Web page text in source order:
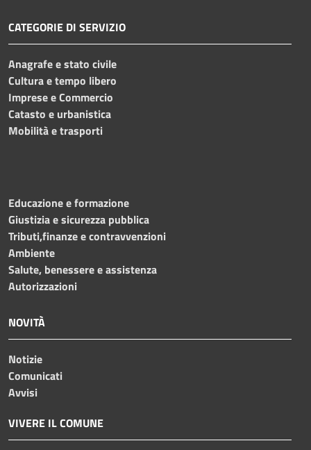
CATEGORIE DI SERVIZIO
Anagrafe e stato civile
Cultura e tempo libero
Imprese e Commercio
Catasto e urbanistica
Mobilità e trasporti
Educazione e formazione
Giustizia e sicurezza pubblica
Tributi,finanze e contravvenzioni
Ambiente
Salute, benessere e assistenza
Autorizzazioni
NOVITÀ
Notizie
Comunicati
Avvisi
VIVERE IL COMUNE